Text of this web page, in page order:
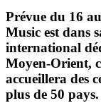
Prévue du 16
Music est dans
international
Moyen-Orient,
accueillera des
plus de 50 pays.